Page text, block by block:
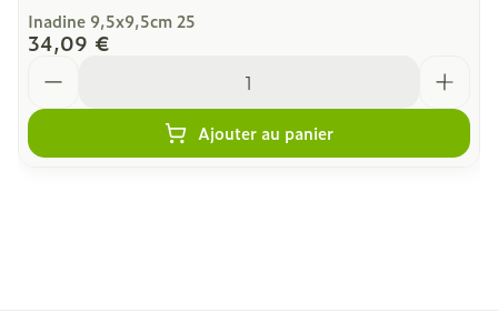
Inadine 9,5x9,5cm 25
34,09 €
Ajouter au panier